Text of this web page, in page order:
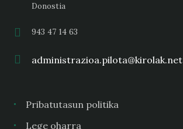
Donostia
943 47 14 63
administrazioa.pilota@kirolak.net
Pribatutasun politika
Lege oharra